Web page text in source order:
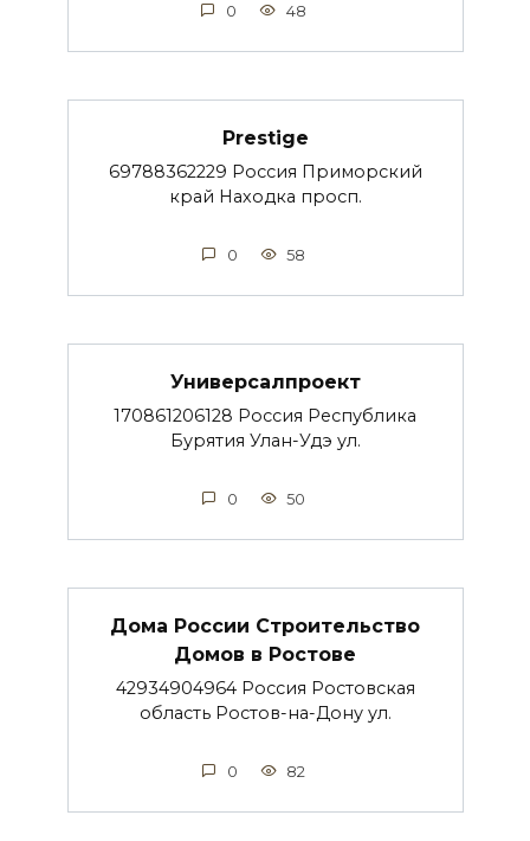
0 48
Prestige
69788362229 Россия Приморский
край Находка просп.
0 58
Универсалпроект
170861206128 Россия Республика
Бурятия Улан-Удэ ул.
0 50
Дома России Строительство
Домов в Ростове
42934904964 Россия Ростовская
область Ростов-на-Дону ул.
0 82